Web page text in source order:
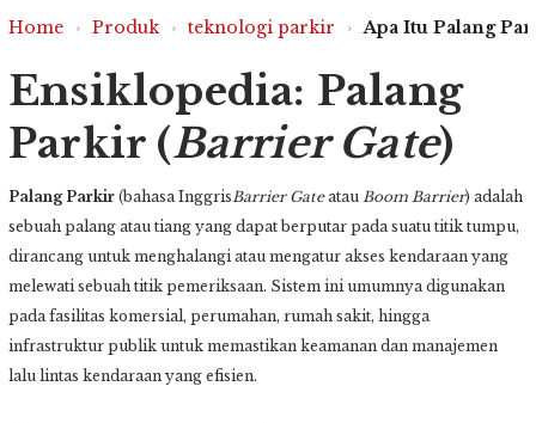
Home › Produk › teknologi parkir › Apa Itu Palang
Ensiklopedia: Palang
Parkir (Barrier Gate)
Palang Parkir (bahasa InggrisBarrier Gateatau Boom Barrier) adalah
sebuah palang atau tiang yang dapat berputar pada suatu titik tumpu,
dirancang untuk menghalangi atau mengatur akses kendaraan yang
melewati sebuah titik pemeriksaan. Sistem ini umumnya digunakan
pada fasilitas komersial, perumahan, rumah sakit, hingga
infrastruktur publik untuk memastikan keamanan dan manajemen
lalu lintas kendaraan yang efisien.